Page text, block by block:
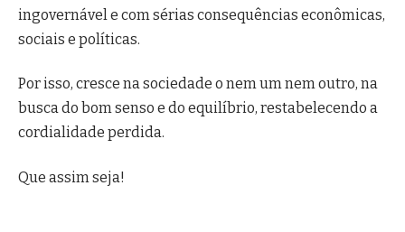
ingovernável e com sérias consequências econômicas,
sociais e políticas.
Por isso, cresce na sociedade o nem um nem outro, na
busca do bom senso e do equilíbrio, restabelecendo a
cordialidade perdida.
Que assim seja!